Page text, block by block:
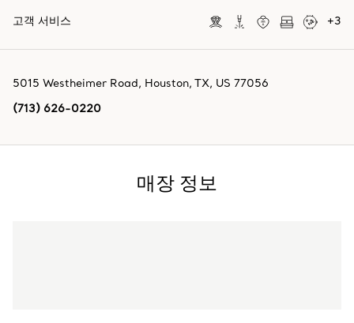
고객 서비스 +3
5015 Westheimer Road, Houston, TX, US 77056
(713) 626-0220
매장 정보